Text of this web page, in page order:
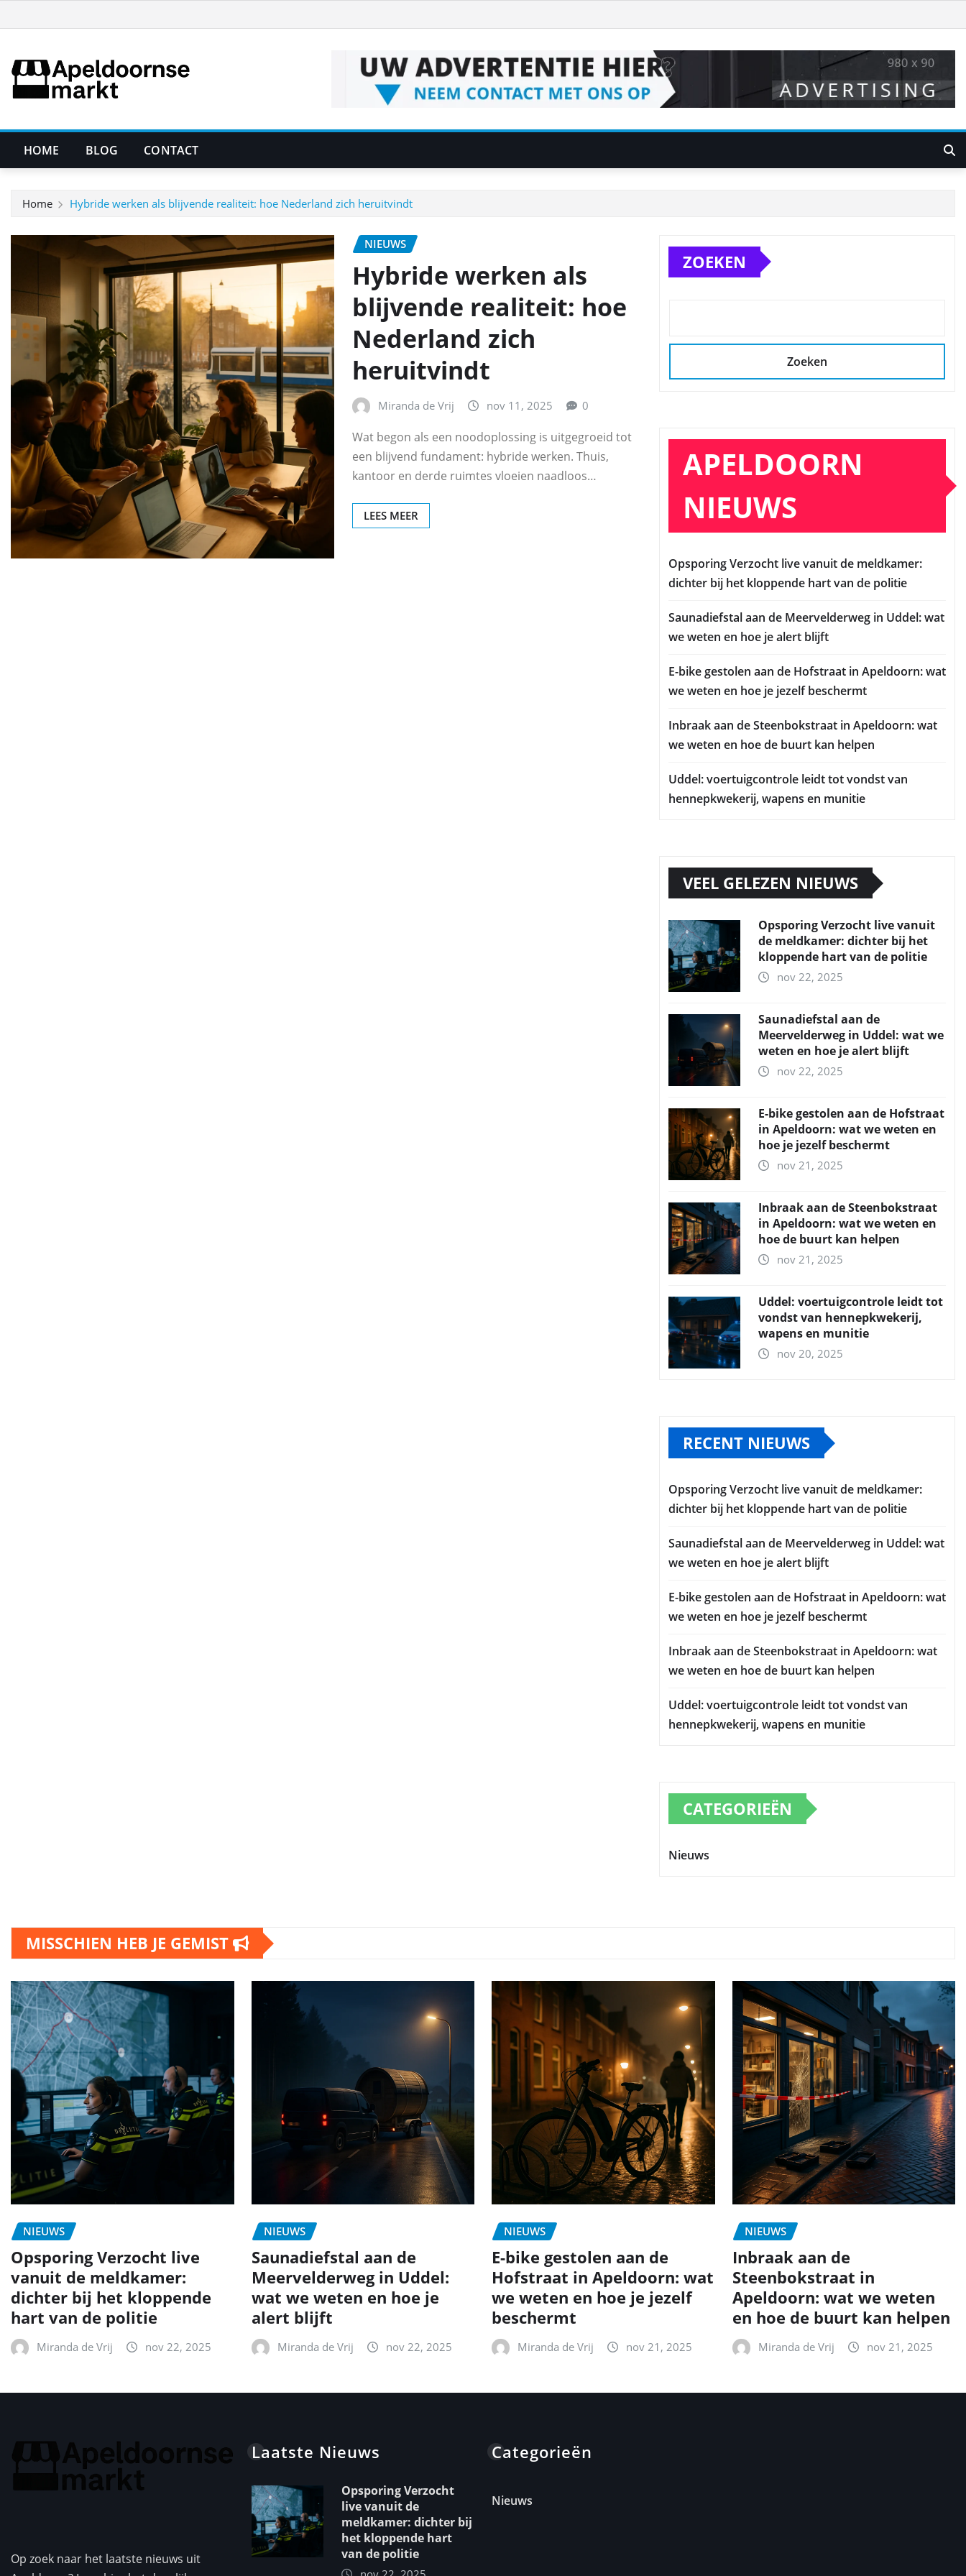
naar
inhoud
HOME BLOG CONTACT
Home Hybride werken als blijvende realiteit: hoe Nederland zich heruitvindt
NIEUWS
Hybride werken als
blijvende realiteit: hoe
Nederland zich
heruitvindt
Miranda de Vrij nov 11, 2025 0
Wat begon als een noodoplossing is uitgegroeid tot
een blijvend fundament: hybride werken. Thuis,
kantoor en derde ruimtes vloeien naadloos…
LEES MEER
ZOEKEN
Zoeken
APELDOORN
NIEUWS
Opsporing Verzocht live vanuit de meldkamer:
dichter bij het kloppende hart van de politie
Saunadiefstal aan de Meervelderweg in Uddel: wat
we weten en hoe je alert blijft
E-bike gestolen aan de Hofstraat in Apeldoorn: wat
we weten en hoe je jezelf beschermt
Inbraak aan de Steenbokstraat in Apeldoorn: wat
we weten en hoe de buurt kan helpen
Uddel: voertuigcontrole leidt tot vondst van
hennepkwekerij, wapens en munitie
VEEL GELEZEN NIEUWS
Opsporing Verzocht live vanuit
de meldkamer: dichter bij het
kloppende hart van de politie
nov 22, 2025
Saunadiefstal aan de
Meervelderweg in Uddel: wat we
weten en hoe je alert blijft
nov 22, 2025
E-bike gestolen aan de Hofstraat
in Apeldoorn: wat we weten en
hoe je jezelf beschermt
nov 21, 2025
Inbraak aan de Steenbokstraat
in Apeldoorn: wat we weten en
hoe de buurt kan helpen
nov 21, 2025
Uddel: voertuigcontrole leidt tot
vondst van hennepkwekerij,
wapens en munitie
nov 20, 2025
RECENT NIEUWS
Opsporing Verzocht live vanuit de meldkamer:
dichter bij het kloppende hart van de politie
Saunadiefstal aan de Meervelderweg in Uddel: wat
we weten en hoe je alert blijft
E-bike gestolen aan de Hofstraat in Apeldoorn: wat
we weten en hoe je jezelf beschermt
Inbraak aan de Steenbokstraat in Apeldoorn: wat
we weten en hoe de buurt kan helpen
Uddel: voertuigcontrole leidt tot vondst van
hennepkwekerij, wapens en munitie
CATEGORIEËN
Nieuws
MISSCHIEN HEB JE GEMIST
NIEUWS
Opsporing Verzocht live
vanuit de meldkamer:
dichter bij het kloppende
hart van de politie
Miranda de Vrij nov 22, 2025
NIEUWS
Saunadiefstal aan de
Meervelderweg in Uddel:
wat we weten en hoe je
alert blijft
Miranda de Vrij nov 22, 2025
NIEUWS
E-bike gestolen aan de
Hofstraat in Apeldoorn: wat
we weten en hoe je jezelf
beschermt
Miranda de Vrij nov 21, 2025
NIEUWS
Inbraak aan de
Steenbokstraat in
Apeldoorn: wat we weten
en hoe de buurt kan helpen
Miranda de Vrij nov 21, 2025
Op zoek naar het laatste nieuws uit
Laatste Nieuws
Opsporing Verzocht
live vanuit de
meldkamer: dichter bij
het kloppende hart
van de politie
Categorieën
Nieuws